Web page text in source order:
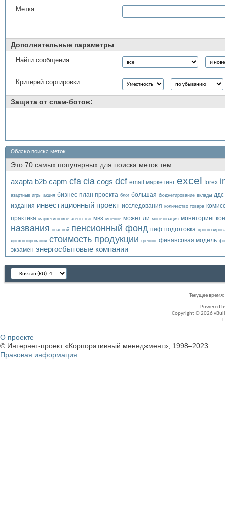
Метка:
Дополнительные параметры
Найти сообщения
Критерий сортировки
Защита от спам-ботов:
Облако поиска меток
Это 70 самых популярных для поиска меток тем
axapta b2b capm cfa cia cogs dcf email маркетинг excel forex
азартные игры акция бизнес-план проекта блог большая бюджетирование вклады ддс
издания инвестиционный проект исследования количество товара
практика маркетинговое агентство мвз мнение может ли монетизация мониторинг
названия опасной пенсионный фонд пиф подготовка
дисконтирования стоимость продукции тренинг финансовая модель
экзамен энергосбытовые компании
Текущее время:
Powered
Copyright © 2026
О проекте
© Интернет-проект «Корпоративный менеджмент», 1998–2023
Правовая информация